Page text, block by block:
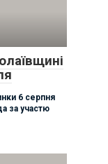
6 серпня
за участю